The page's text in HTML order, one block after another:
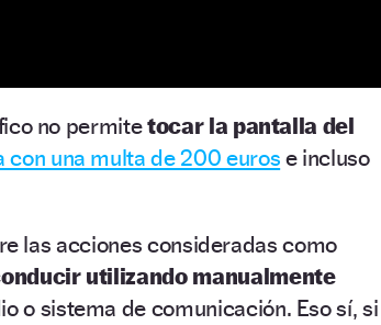
no permitetocar la pantalla del
con una multa de 200 eurose incluso
las acciones consideradas como
utilizando manualmente
o sistema de comunicación. Eso sí, si